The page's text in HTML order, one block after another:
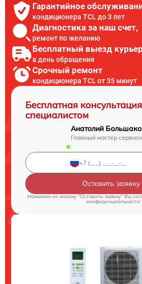
Гарантийное
кондиционера TCL до 3 лет
Диагностика за наш счет,
ремонт по желанию
Бесплатный выезд
в день обращения
Срочный ремонт
кондиционера TCL от 35 минут
Бесплатная
специалистом
Анатолий
Главный мастер
Оставить заявку
Нажимая на кнопку "Оставить заявку" Вы
конфиденциальности